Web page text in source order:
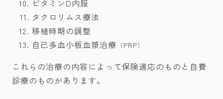
ビタミンD内服
タクロリムス療法
移植時期の調整
自己多血小板血漿治療 （PRP）
これらの治療の内容によって保険適応のものと自費
診療のものがあります。